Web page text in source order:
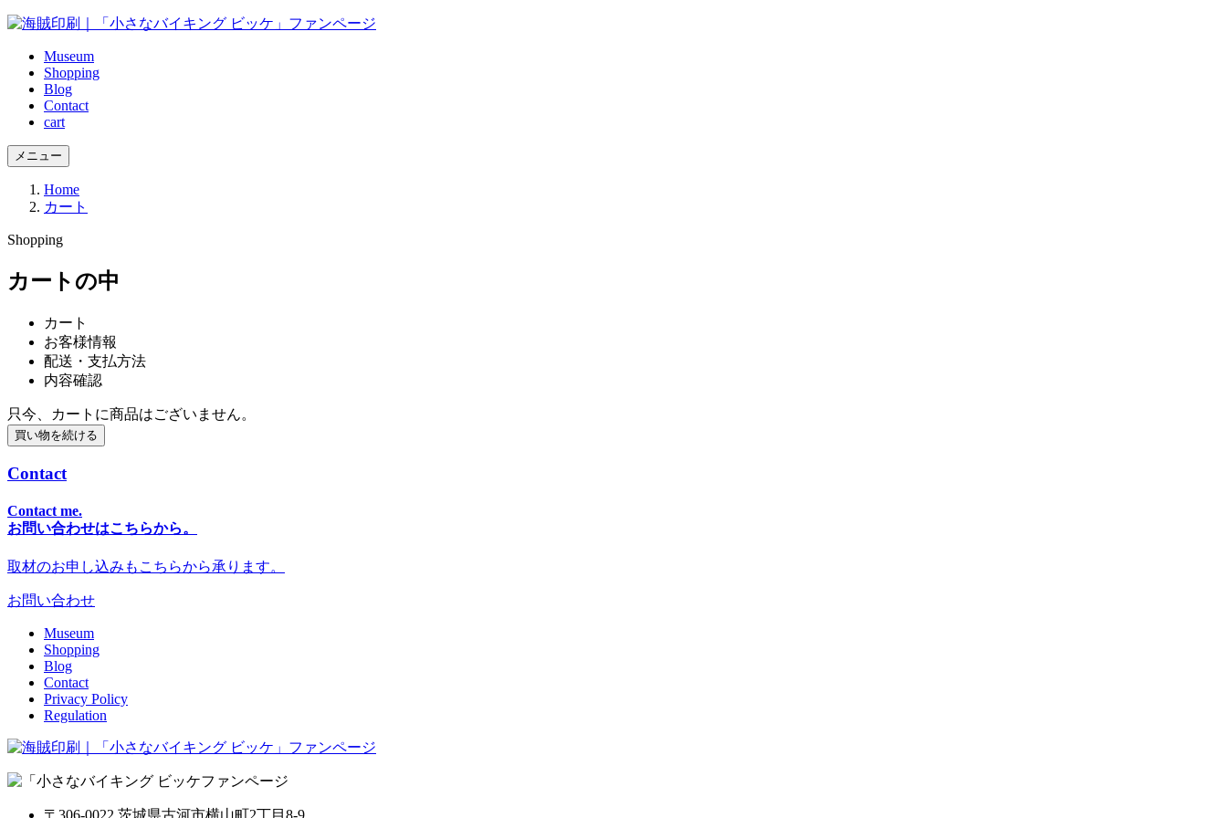
Museum
Shopping
Blog
Contact
cart
メニュー
Home
カート
Shopping
カートの中
カート
お客様情報
配送・支払方法
内容確認
只今、カートに商品はございません。
Contact
Contact me.
お問い合わせはこちらから。
取材のお申し込みもこちらから承ります。
お問い合わせ
Museum
Shopping
Blog
Contact
Privacy Policy
Regulation
ファンページ
〒306-0022 茨城県古河市横山町2丁目8-9